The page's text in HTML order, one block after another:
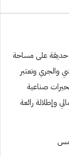
على مساحة
والجري وتعتبر
صناعية
وإطلالة رائعة